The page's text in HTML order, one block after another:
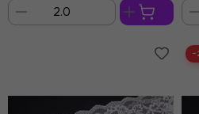
корзину